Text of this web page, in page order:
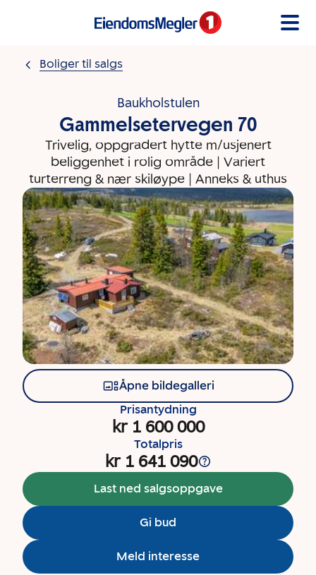
Boliger til salgs
Baukholstulen
Gammelsetervegen 70
Trivelig, oppgradert hytte m/usjenert
beliggenhet i rolig område | Variert
turterreng & nær skiløype | Anneks & uthus
Åpne bildegalleri
Prisantydning
kr 1 600 000
Totalpris
kr 1 641 090
Last ned salgsoppgave
Gi bud
Meld interesse